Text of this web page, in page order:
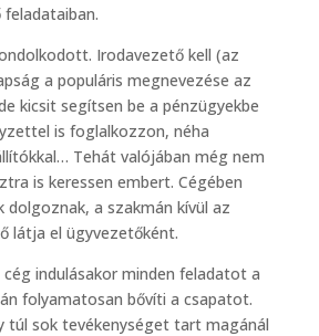
Irodavezető kell (az
a populáris megnevezése az
kicsit segítsen be a pénzügyekbe
is foglalkozzon, néha
Tehát valójában még nem
is keressen embert. Cégében
dolgoznak, a szakmán kívül az
látja el ügyvezetőként.
indulásakor minden feladatot a
folyamatosan bővíti a csapatot.
túl sok tevékenységet tart magánál